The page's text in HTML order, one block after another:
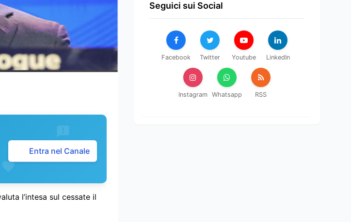
Entra nel Canale
l’intesa sul cessate il
Seguici sui Social
Facebook Twitter Youtube LinkedIn
Instagram Whatsapp RSS